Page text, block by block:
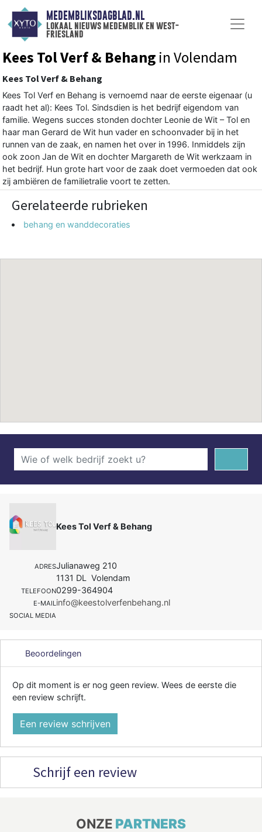
MEDEMBLIKSDAGBLAD.NL
lokaal nieuws medemblik en west-
friesland
Kees Tol Verf & Behang in Volendam
Kees Tol Verf & Behang
Kees Tol Verf en Behang is vernoemd naar de eerste eigenaar (u
raadt het al): Kees Tol. Sindsdien is het bedrijf eigendom van
familie. Wegens succes stonden dochter Leonie de Wit – Tol en
haar man Gerard de Wit hun vader en schoonvader bij in het
runnen van de zaak, en namen het over in 1996. Inmiddels zijn
ook zoon Jan de Wit en dochter Margareth de Wit werkzaam in
het bedrijf. Hun grote hart voor de zaak doet vermoeden dat ook
zij ambiëren de familietralie voort te zetten.
Gerelateerde rubrieken
behang en wanddecoraties
Kees Tol Verf & Behang
ADRESJulianaweg 210
1131 DL Volendam
TELEFOON0299-364904
E-MAIL info@keestolverfenbehang.nl
SOCIAL MEDIA
Beoordelingen
Op dit moment is er nog geen review. Wees de eerste die
een review schrijft.
Een review schrijven
Schrijf een review
ONZE PARTNERS